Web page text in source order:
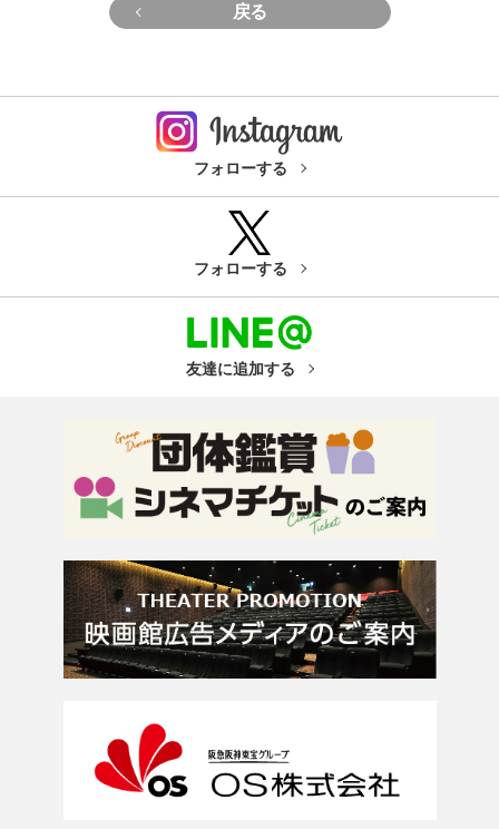
戻る
フォローする
フォローする
友達に追加する